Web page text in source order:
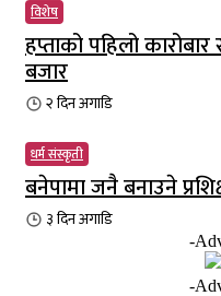
विशेष
हप्ताको पहिलो
बजार
२ दिनअगाडि
धर्म संस्कृती
बनेपामा जनै बनाउने
३ दिनअगाडि
-
-